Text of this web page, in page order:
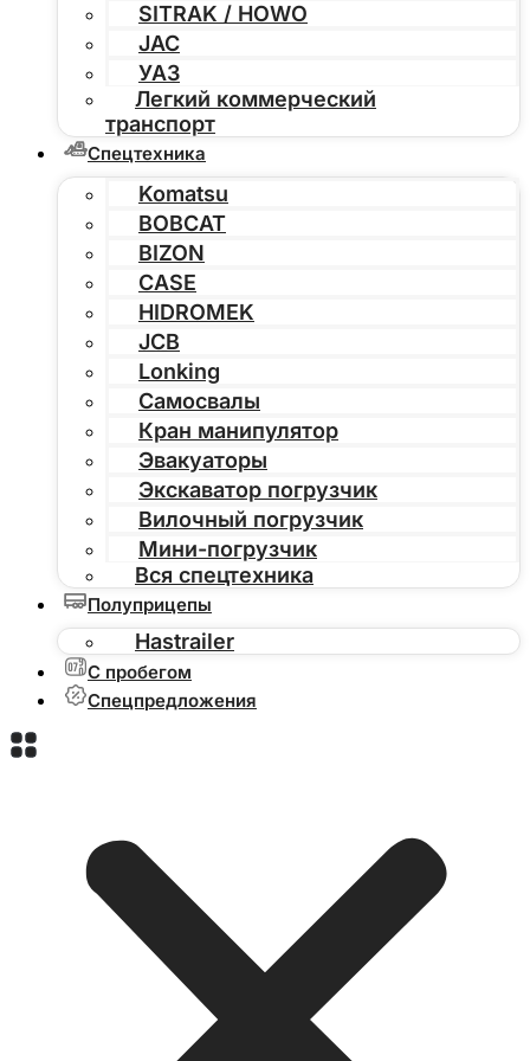
SITRAK / HOWO
JAC
УАЗ
Легкий коммерческий
транспорт
Спецтехника
Komatsu
BOBCAT
BIZON
CASE
HIDROMEK
JCB
Lonking
Самосвалы
Кран манипулятор
Эвакуаторы
Экскаватор погрузчик
Вилочный погрузчик
Мини-погрузчик
Вся спецтехника
Полуприцепы
Hastrailer
С пробегом
Спецпредложения